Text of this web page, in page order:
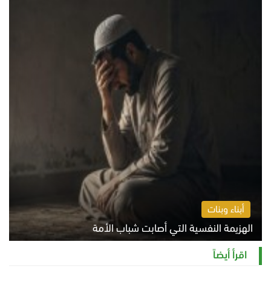
أبناء وبنات
الهزيمة النفسية التي أصابت شباب الأمة
الخميس 6 أغسطس 2026 11:12 ص
اقرأ أيضاً